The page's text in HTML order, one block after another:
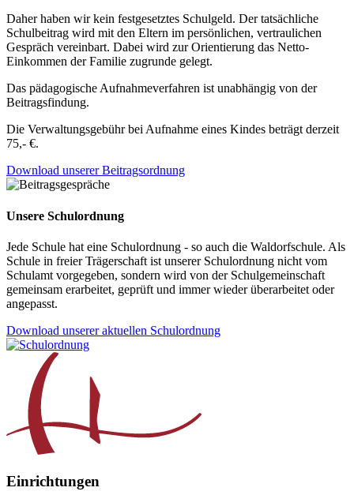
Daher haben wir kein festgesetztes Schulgeld. Der tatsächliche
Schulbeitrag wird mit den Eltern im persönlichen, vertraulichen
Gespräch vereinbart. Dabei wird zur Orientierung das Netto-
Einkommen der Familie zugrunde gelegt.
Das pädagogische Aufnahmeverfahren ist unabhängig von der
Beitragsfindung.
Die Verwaltungsgebühr bei Aufnahme eines Kindes beträgt derzeit
75,- €.
Download unserer Beitragsordnung
Unsere Schulordnung
Jede Schule hat eine Schulordnung - so auch die Waldorfschule. Als
Schule in freier Trägerschaft ist unserer Schulordnung nicht vom
Schulamt vorgegeben, sondern wird von der Schulgemeinschaft
gemeinsam erarbeitet, geprüft und immer wieder überarbeitet oder
angepasst.
Download unserer aktuellen Schulordnung
Einrichtungen